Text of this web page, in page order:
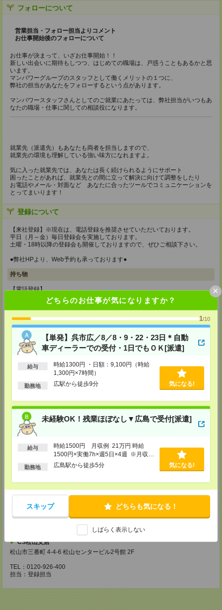
どちらのお仕事が気になりますか？
1/10
【単発】呉市広／8／8・9・22・23日＊自動
車ディーラーでの受付・1日でもＯＫ[派遣]
給与
時給1300円 ・日額：9,100円（時給
1,300円×7時間）
勤務地 広駅から徒歩9分 気になる!
未経験OK！残業ほぼなし▼広島で受付[派遣]
給与
時給1500円 月収例 21万円 時給
1500円×実働7h×週5日×4週 ※月収例
を保証するものではありません。※給
勤務地 広島駅から徒歩5分 気になる!
スキップ どちらも気になる！
しばらく表示しない
×
フォローについて
営業担当・フォロー担当よりコメント
お仕事開始後のフォローについて
お仕事が決まって、いざお仕事開始！！
新しい出会いに期待もしつつ、はじめての職場は、戸惑うこともあるかと思
います。
マンパワーグループのスタッフとして働くメリットの１つに、
弊社の担当があなたをフォローするという点があります。
マンパワースタッフさんとしてのご就業にあたっては、弊社担当がいつもあ
なたの職場・仕事に関しての相談役になります。
就業先（派遣先）もあなたも両者を担当しますので、
就業先の環境も理解している強い味方になれますよ。
気に入った就業先では、あなたは長く続けられるようにサポート
困ったことがあれば、就業先との間に立って解決に向けて調整をしたり
お電話やメール・対面など あなたに合ったツールでコミュニケーションを
とってまいります！
登録について
【来社登録】※現在は、電話登録を推奨させていただいております。
平日（月～金）毎日登録会を実施しております。
土曜・18時以降の登録会も開催しておりますので、ぜひご相談下さい。
●弊社HPより、Web予約も承っております●
持ち物
【電話登録】
弊社HPよりマイページ作成をお願いします
【来社登録】※現在は、電話登録を推奨させていただいております。
・印鑑
・免許証など本人確認書類
・職務経歴書
※履歴書、写真は不要です！
所要時間
【電話登録】30分程度
・お仕事のご紹介など
【来社登録】約1.5～2時間＊経験・ご希望による
・ガイダンス
・経験や希望をインタビュー
・スキルチェック
・お仕事のご紹介
登録場所
CS広島支店
TEL：0120-921-943
CS高松支店
〒760-0027 香川県高松市紺屋町9-6 高松大同生命ビル7
TEL：0120-829-575
CS松山支店
松山市三番町 4-4-6 松山センタービル2号館 2F
TEL：0120-926-400
担当：登録担当